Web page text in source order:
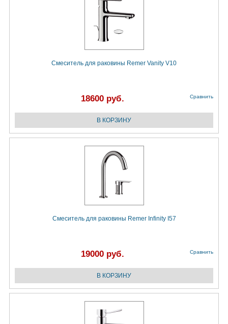
Смеситель для раковины Remer Vanity V10
18600 руб. Сравнить
Смеситель для раковины Remer Infinity I57
19000 руб. Сравнить